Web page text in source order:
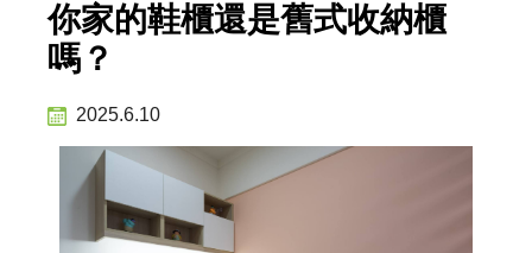
你家的鞋櫃還是舊式收納櫃
嗎？
2025.6.10